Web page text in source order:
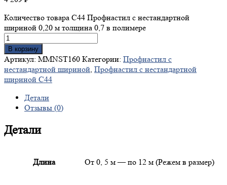
Количество товара С44 Профнастил с нестандартной
шириной 0,20 м толщина 0,7 в полимере
В корзину
Артикул: MMNST160 Категории: Профнастил с
нестандартной шириной, Профнастил с нестандартной
шириной С44
Детали
Отзывы (0)
Детали
Длина От 0, 5 м — по 12 м (Режем в размер)